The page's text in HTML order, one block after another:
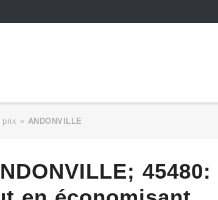
prix » ANDONVILLE
45480: